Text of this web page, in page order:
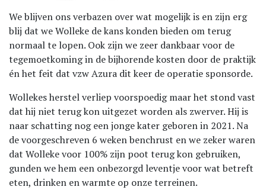
We blijven ons verbazen over wat mogelijk is en zijn erg
blij dat we Wolleke de kans konden bieden om terug
normaal te lopen. Ook zijn we zeer dankbaar voor de
tegemoetkoming in de bijhorende kosten door de praktijk
én het feit dat vzw Azura dit keer de operatie sponsorde.
Wollekes herstel verliep voorspoedig maar het stond vast
dat hij niet terug kon uitgezet worden als zwerver. Hij is
naar schatting nog een jonge kater geboren in 2021. Na
de voorgeschreven 6 weken benchrust en we zeker waren
dat Wolleke voor 100% zijn poot terug kon gebruiken,
gunden we hem een onbezorgd leventje voor wat betreft
eten, drinken en warmte op onze terreinen.